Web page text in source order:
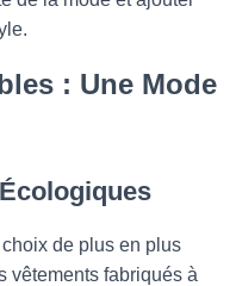
: Une Mode
de plus en plus
vêtements fabriqués à